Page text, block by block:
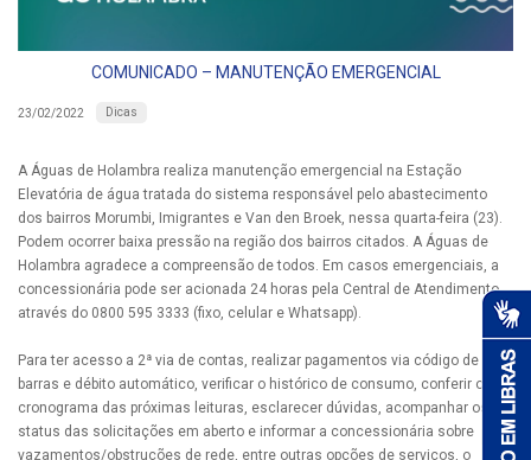
COMUNICADO – MANUTENÇÃO EMERGENCIAL
23/02/2022 Dicas
A Águas de Holambra realiza manutenção emergencial na Estação
Elevatória de água tratada do sistema responsável pelo abastecimento
dos bairros Morumbi, Imigrantes e Van den Broek, nessa quarta-feira (23).
Podem ocorrer baixa pressão na região dos bairros citados. A Águas de
Holambra agradece a compreensão de todos. Em casos emergenciais, a
concessionária pode ser acionada 24 horas pela Central de Atendimento
através do 0800 595 3333 (fixo, celular e Whatsapp).
Para ter acesso a 2ª via de contas, realizar pagamentos via código de
barras e débito automático, verificar o histórico de consumo, conferir o
cronograma das próximas leituras, esclarecer dúvidas, acompanhar os
status das solicitações em aberto e informar a concessionária sobre
vazamentos/obstruções de rede, entre outras opções de serviços, o